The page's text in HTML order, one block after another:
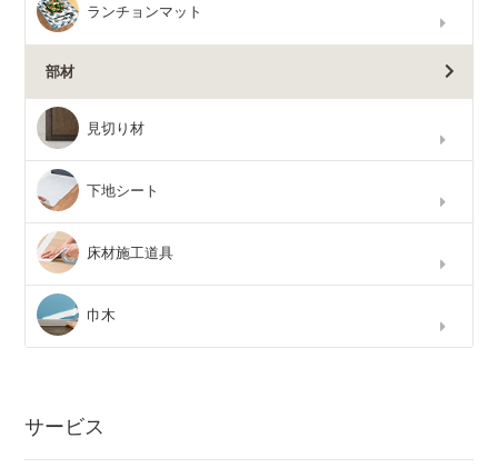
ランチョンマット
部材
見切り材
下地シート
床材施工道具
巾木
サービス